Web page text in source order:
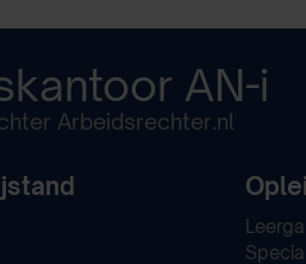
AN-i
Arbeidsrechter.nl